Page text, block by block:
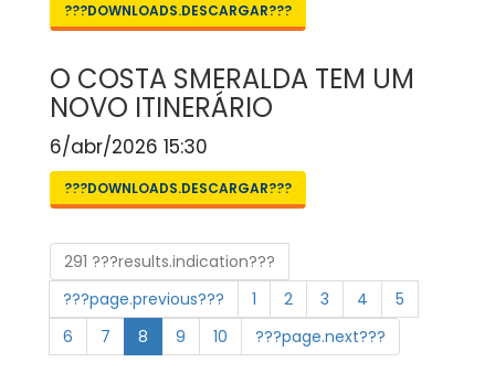
???DOWNLOADS.DESCARGAR???
O COSTA SMERALDA TEM UM
NOVO ITINERÁRIO
6/abr/2026 15:30
???DOWNLOADS.DESCARGAR???
291 ???results.indication???
???page.previous???
1 2 3 4
5
6
7 8 9 10 ???page.next???